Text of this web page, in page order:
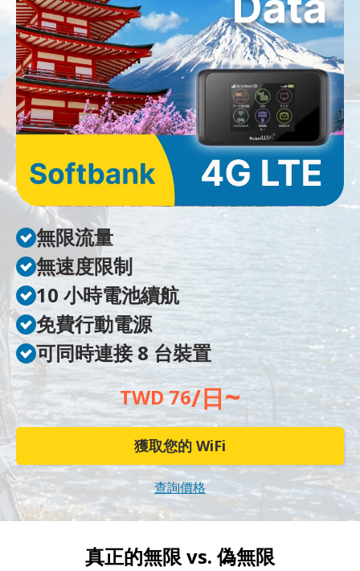
無限流量
無速度限制
10 小時電池續航
免費行動電源
可同時連接 8 台裝置
TWD 76/日~
獲取您的 WiFi
查詢價格
真正的無限 vs.偽無限